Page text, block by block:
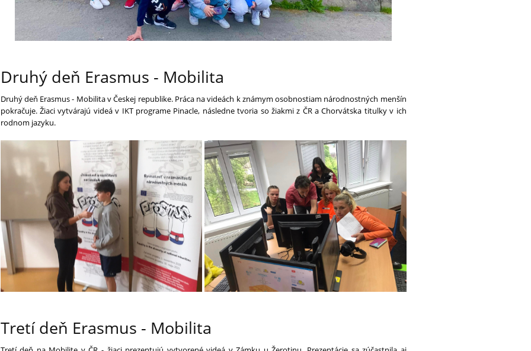
Druhý deň Erasmus - Mobilita
Druhý deň Erasmus - Mobilita v Českej republike. Práca na videách k známym osobnostiam národnostných menšín
pokračuje. Žiaci vytvárajú videá v IKT programe Pinacle, následne tvoria so žiakmi z ČR a Chorvátska titulky v ich
rodnom jazyku.
Tretí deň Erasmus - Mobilita